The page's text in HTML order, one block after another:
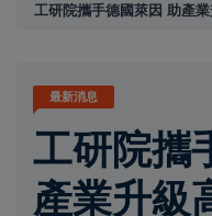
工研院攜手德國萊因 助產
最新消息
工研院攜
產業升級